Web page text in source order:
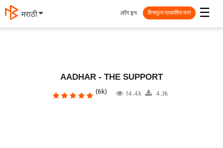
मराठी ☰
लॉग इन विनामूल्य प्रकाशित करा
AADHAR - THE SUPPORT
(6k) 14.4k 4.3k